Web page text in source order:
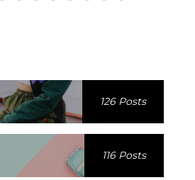
126 Posts
116 Posts